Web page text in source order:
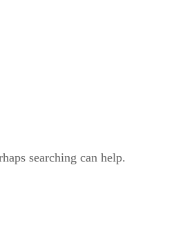
searching can help.